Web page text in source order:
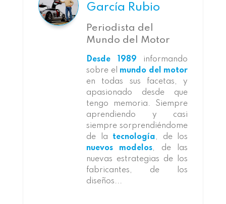
García Rubio
Periodista del
Mundo del Motor
Desde 1989 informando
sobre el mundo del motor
en todas sus facetas, y
apasionado desde que
tengo memoria. Siempre
aprendiendo y casi
siempre sorprendiéndome
de la tecnología, de los
nuevos modelos, de las
nuevas estrategias de los
fabricantes, de los
diseños...